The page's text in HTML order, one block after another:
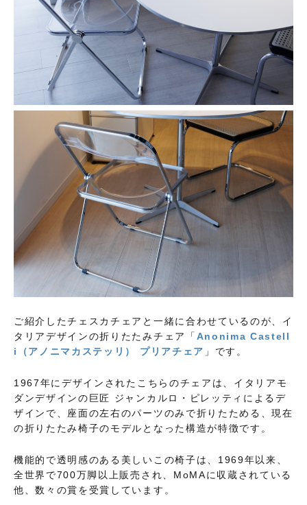
ご紹介したチェスカチェアと一緒に合わせているのが、イ
タリアデザインの折りたたみチェア「 Anonima Castell
i（アノニマカステッリ） プリアチェア 」です。
1967年にデザインされたこちらのチェアは、イタリアモ
ダンデザインの巨匠 ジャンカルロ・ピレッティによるデ
ザインで、座面の左右のパーツのみで折りたためる、現在
の折りたたみ椅子のモデルとなった構造が特徴です。
機能的で透明感のある美しいこの椅子は、1969年以来、
全世界で700万脚以上販売され、MoMAに収蔵されている
他、数々の賞を受賞しています。